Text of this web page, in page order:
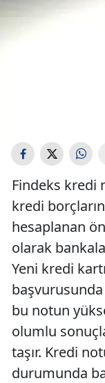
Findeks kredi
kredi
hesaplanan
olarak
Yeni kredi
bu notun
olumlu
taşır. Kredi
durumunda